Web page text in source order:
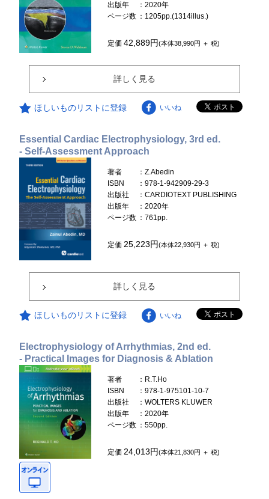
出版年
：2020年
ページ数 ：1205pp.(1314illus.)
定価42,889円(本体38,990円 ＋ 税)
詳しく見る
ほしいものリストに登録 いいね
Essential Cardiac Electrophysiology, 3rd ed.
- Self-Assessment Approach
著者
：Z.Abedin
ISBN
：978-1-942909-29-3
出版社
：CARDIOTEXT PUBLISHING
出版年
：2020年
ページ数 ：761pp.
定価 25,223円(本体22,930円 ＋ 税)
詳しく見る
ほしいものリストに登録 いいね
Electrophysiology of Arrhythmias, 2nd ed.
- Practical Images for Diagnosis & Ablation
著者
：R.T.Ho
ISBN
：978-1-975101-10-7
出版社
：WOLTERS KLUWER
出版年
：2020年
ページ数 ：550pp.
定価24,013円(本体21,830円 ＋ 税)